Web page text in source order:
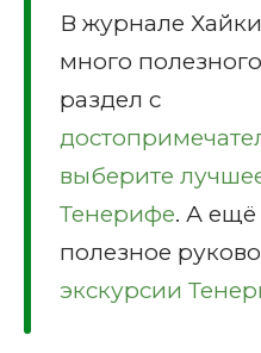
В журнале
много
раздел с
выберите
Тенерифе. А ещё
полезное
экскурсии